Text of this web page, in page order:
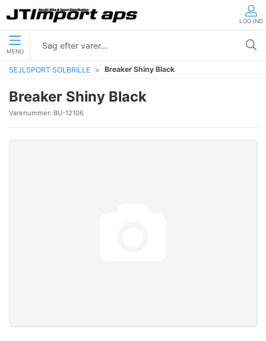
LOG IND
MENU
SEJLSPORT SOLBRILLE Breaker Shiny Black
Breaker Shiny Black
Varenummer: BU-12106